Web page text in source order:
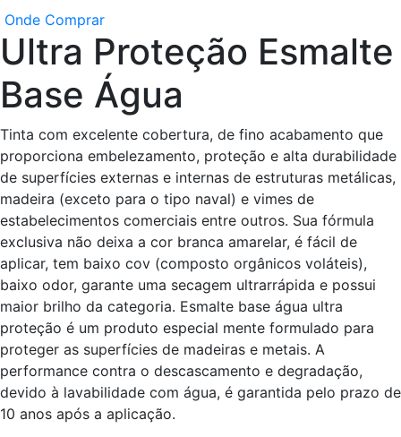
Onde Comprar
Ultra Proteção Esmalte
Base Água
Tinta com excelente cobertura, de fino acabamento que
proporciona embelezamento, proteção e alta durabilidade
de superfícies externas e internas de estruturas metálicas,
madeira (exceto para o tipo naval) e vimes de
estabelecimentos comerciais entre outros. Sua fórmula
exclusiva não deixa a cor branca amarelar, é fácil de
aplicar, tem baixo cov (composto orgânicos voláteis),
baixo odor, garante uma secagem ultrarrápida e possui
maior brilho da categoria. Esmalte base água ultra
proteção é um produto especial mente formulado para
proteger as superfícies de madeiras e metais. A
performance contra o descascamento e degradação,
devido à lavabilidade com água, é garantida pelo prazo de
10 anos após a aplicação.